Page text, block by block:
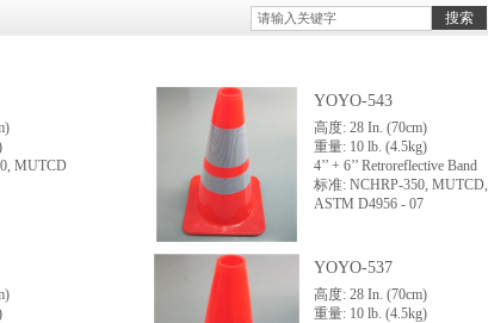
搜索
MUTCD
YOYO-543
高度: 28 In. (70cm)
重量: 10 lb. (4.5kg)
4’’ + 6’’ Retroreflective Band
标准: NCHRP-350, MUTCD,
ASTM D4956 - 07
YOYO-537
高度: 28 In. (70cm)
重量: 10 lb. (4.5kg)